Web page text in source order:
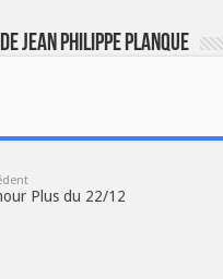
Jean Philippe Planque
Plus du 22/12